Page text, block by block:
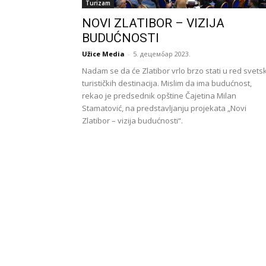
Turizam
NOVI ZLATIBOR – VIZIJA
BUDUĆNOSTI
Užice Media - 5. децембар 2023.
Nadam se da će Zlatibor vrlo brzo stati u red
turističkih destinacija. Mislim da ima budućnost,
rekao je predsednik opštine Čajetina Milan
Stamatović, na predstavljanju projekata „Novi
Zlatibor – vizija budućnosti“.